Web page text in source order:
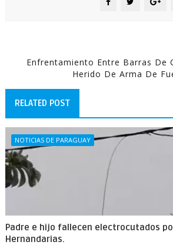
Enfrentamiento Entre Barras De
Herido De Arma De
RELATED POST
NOTICIAS DE PARAGUAY
Padre e hijo fallecen electrocutados
Hernandarias.